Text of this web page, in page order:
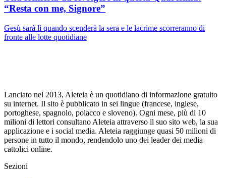
“Resta con me, Signore”
Gesù sarà lì quando scenderà la sera e le lacrime scorreranno di
fronte alle lotte quotidiane
Lanciato nel 2013, Aleteia è un quotidiano di informazione gratuito
su internet. Il sito è pubblicato in sei lingue (francese, inglese,
portoghese, spagnolo, polacco e sloveno). Ogni mese, più di 10
milioni di lettori consultano Aleteia attraverso il suo sito web, la sua
applicazione e i social media. Aleteia raggiunge quasi 50 milioni di
persone in tutto il mondo, rendendolo uno dei leader dei media
cattolici online.
Sezioni